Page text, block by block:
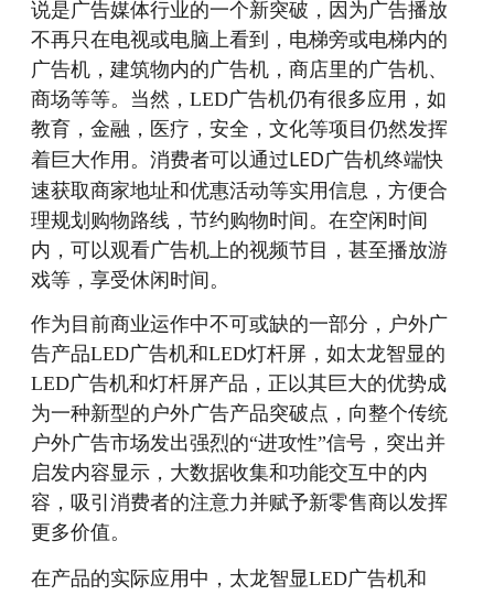
说是广告媒体行业的一个新突破，因为广告播放
不再只在电视或电脑上看到，电梯旁或电梯内的
广告机，建筑物内的广告机，商店里的广告机、
商场等等。当然，LED广告机仍有很多应用，如
教育，金融，医疗，安全，文化等项目仍然发挥
着巨大作用。消费者可以通过LED广告机终端快
速获取商家地址和优惠活动等实用信息，方便合
理规划购物路线，节约购物时间。在空闲时间
内，可以观看广告机上的视频节目，甚至播放游
戏等，享受休闲时间。
作为目前商业运作中不可或缺的一部分，户外广
告产品LED广告机和LED灯杆屏，如太龙智显的
LED广告机和灯杆屏产品，正以其巨大的优势成
为一种新型的户外广告产品突破点，向整个传统
户外广告市场发出强烈的“进攻性”信号，突出并
启发内容显示，大数据收集和功能交互中的内
容，吸引消费者的注意力并赋予新零售商以发挥
更多价值。
在产品的实际应用中，太龙智显LED广告机和